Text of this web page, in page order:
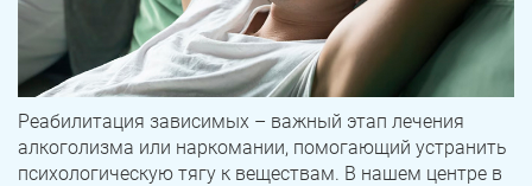
Реабилитация зависимых – важный этап лечения
алкоголизма или наркомании, помогающий устранить
психологическую тягу к веществам. В нашем центре в